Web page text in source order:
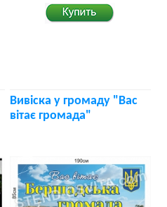
Вивіска у громаду "Вас
вітає громада"